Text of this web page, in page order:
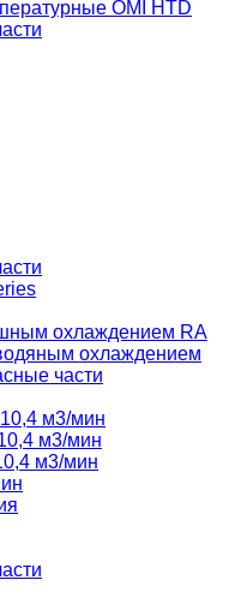
OMI HTD
охлаждением RA
охлаждением
части
м3/мин
м3/мин
м3/мин